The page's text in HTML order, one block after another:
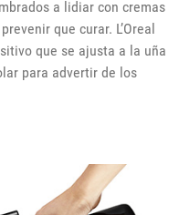
a lidiar con cremas
que curar. L’Oreal
que se ajusta a la uña
para advertir de los